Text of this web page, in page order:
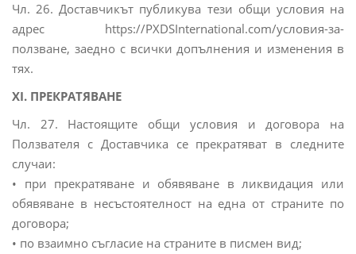
Чл. 26. Доставчикът публикува тези общи условия на
адрес https://PXDSInternational.com/условия-за-
ползване, заедно с всички допълнения и изменения в
тях.
XI. ПРЕКРАТЯВАНЕ
Чл. 27. Настоящите общи условия и договора на
Ползвателя с Доставчика се прекратяват в следните
случаи:
• при прекратяване и обявяване в ликвидация или
обявяване в несъстоятелност на една от страните по
договора;
• по взаимно съгласие на страните в писмен вид;